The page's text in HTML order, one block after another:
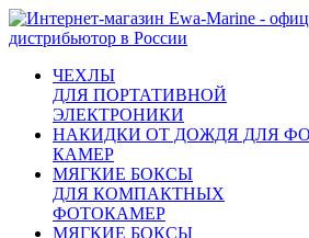
ЧЕХЛЫ
ДЛЯ ПОРТАТИВНОЙ
ЭЛЕКТРОНИКИ
НАКИДКИ ОТ ДОЖДЯ ДЛЯ
КАМЕР
МЯГКИЕ БОКСЫ
ДЛЯ КОМПАКТНЫХ
ФОТОКАМЕР
МЯГКИЕ БОКСЫ